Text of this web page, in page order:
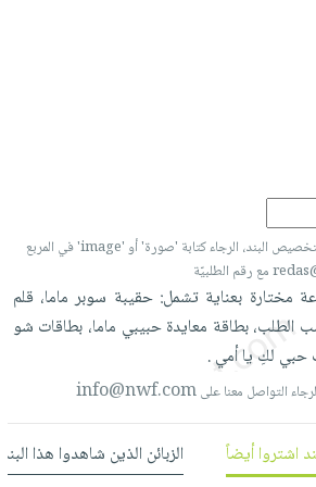
في حال تريدون ارسال صورة لتخصيص البند، الرجاء كتابة 'صورة' أو 'image' في المربع
مختارة بعنايةتشمل:حقيبة سوبر ماما، قلم
الطلب،بطاقة معايدةحبيبي ماما، بطاقات شو
حبي لكِ ياأمي.
التواصل معنا علىinfo@nwf.com
اشتروا أيضاً الزبائن الذين شاهدوا هذا